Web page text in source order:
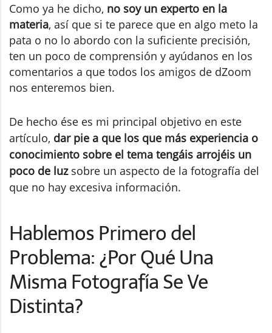
Como ya he dicho, no soy un experto en la
materia, así que si te parece que en algo meto la
pata o no lo abordo con la suficiente precisión,
ten un poco de comprensión y ayúdanos en los
comentarios a que todos los amigos de dZoom
nos enteremos bien.
De hecho ése es mi principal objetivo en este
artículo, dar pie a que los que más experiencia o
conocimiento sobre el tema tengáis arrojéis un
poco de luzsobre un aspecto de la fotografía del
que no hay excesiva información.
Hablemos Primero del
Problema: ¿Por Qué Una
Misma Fotografía Se Ve
Distinta?